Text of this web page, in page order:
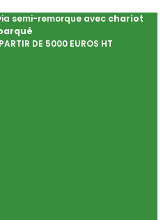
semi-remorque avec chariot
DE 5000 EUROS HT